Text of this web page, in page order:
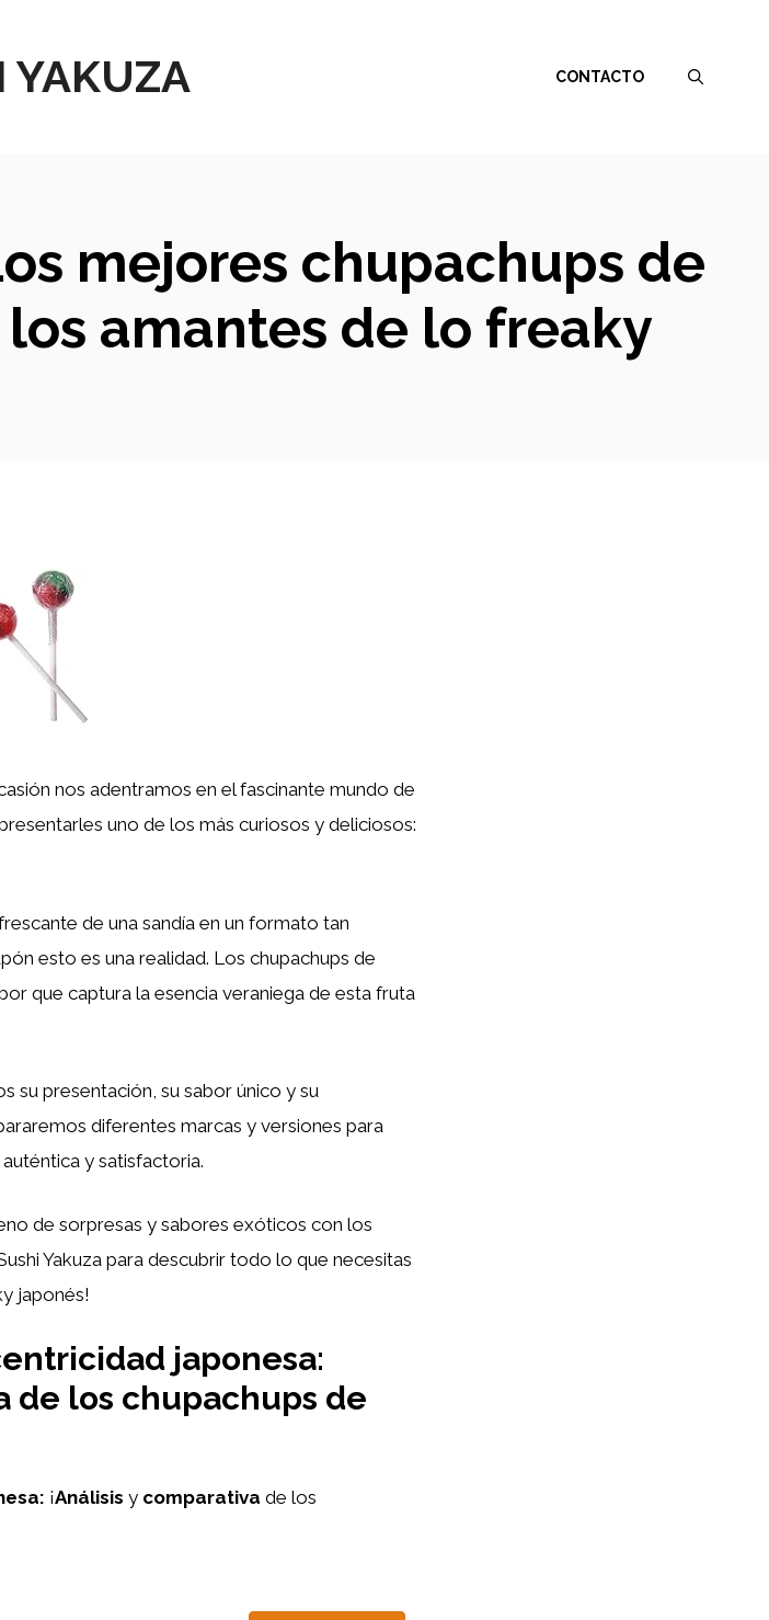
YAKUZA CONTACTO
mejores chupachups de
amantes de lo freaky
nos adentramos en el fascinante mundo de
uno de los más curiosos y deliciosos:
de una sandía en un formato tan
esto es una realidad. Los chupachups de
que captura la esencia veraniega de esta fruta
su presentación, su sabor único y su
diferentes marcas y versiones para
y satisfactoria.
de sorpresas y sabores exóticos con los
Yakuza para descubrir todo lo que necesitas
japonés!
japonesa:
de los chupachups de
¡Análisis y comparativa de los